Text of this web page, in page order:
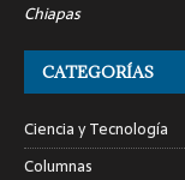
Chiapas
CATEGORÍAS
Ciencia y Tecnología
Columnas